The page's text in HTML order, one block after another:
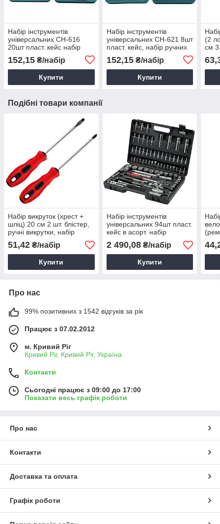
Набір інструментів
універсальних CH-616
20шт пласт. кейс набір
инструментів для ремонту
велосипеду
152,15 ₴/набір
Купити
Набір інструментів
універсальних CH-621 8шт
пласт. кейс, набір ручних
інструментів, інструменти
для ремонту
152,15₴/набір
Купити
(2
см 3
Подібні товари компанії
Набір викруток (хрест +
шліц) 20 см 2 шт. блістер,
ручні викрутки, набір
ручного інструменту, колір
в асортименті
51,42 ₴/набір
Купити
Набір інструментів
універсальних 94шт пласт.
кейс в асорт. набір
інструментів для
слюсарних робіт
2 490,08₴/набір
Купити
шин
Про нас
99% позитивних з 1542 відгуків за рік
Працює з 07.02.2012
м. Кривий Ріг
Кривий Ріг, Кривий Ріг, Україна
Контакти
Сьогодні працює з 09:00 до 17:00
Показати весь графік роботи
Про нас
Контакти
Доставка та оплата
Графік роботи